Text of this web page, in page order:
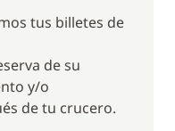
mismo nombre.
navegación a esta
Sal a explorar esta
estrechas y
deliciosa comida
locales.
tus billetes de
de su
y/o
de tu crucero.